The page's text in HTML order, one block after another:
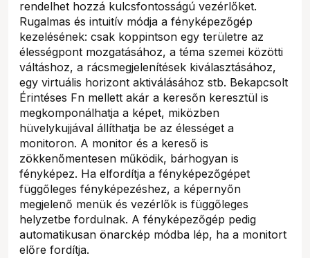
rendelhet hozzá kulcsfontosságú vezérlőket.
Rugalmas és intuitív módja a fényképezőgép
kezelésének: csak koppintson egy területre az
élességpont mozgatásához, a téma szemei közötti
váltáshoz, a rácsmegjelenítések kiválasztásához,
egy virtuális horizont aktiválásához stb. Bekapcsolt
Érintéses Fn mellett akár a keresőn keresztül is
megkomponálhatja a képet, miközben
hüvelykujjával állíthatja be az élességet a
monitoron. A monitor és a kereső is
zökkenőmentesen működik, bárhogyan is
fényképez. Ha elfordítja a fényképezőgépet
függőleges fényképezéshez, a képernyőn
megjelenő menük és vezérlők is függőleges
helyzetbe fordulnak. A fényképezőgép pedig
automatikusan önarckép módba lép, ha a monitort
előre fordítja.